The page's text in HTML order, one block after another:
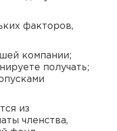
факторов,
компании;
получать;
из
членства,